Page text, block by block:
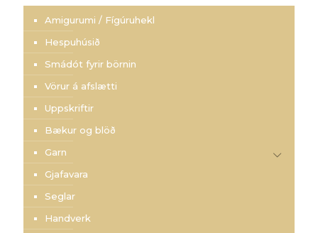
Amigurumi / Fígúruhekl
Hespuhúsið
Smádót fyrir börnin
Vörur á afslætti
Uppskriftir
Bækur og blöð
Garn
Gjafavara
Seglar
Handverk